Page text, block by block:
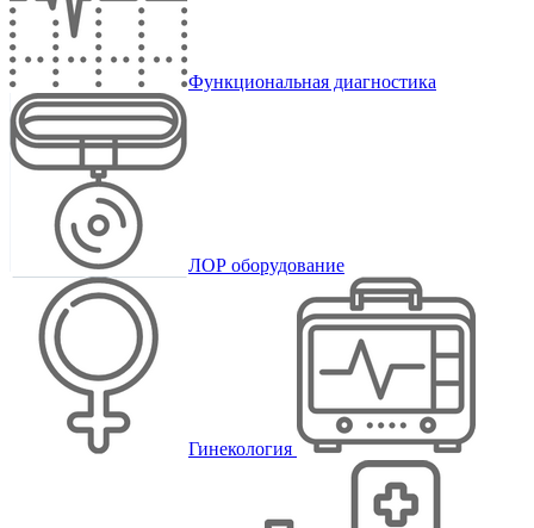
Функциональная диагностика
ЛОР оборудование
Гинекология